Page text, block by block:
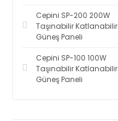
Cepini SP-200 200W
Taşınabilir Katlanabilir
Güneş Paneli
Cepini SP-100 100W
Taşınabilir Katlanabilir
Güneş Paneli